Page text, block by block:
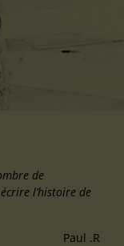
de
l’histoire de
Paul .R